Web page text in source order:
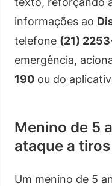
informações ao
telefone (21)
emergência,
190 ou do
Menino de 5
ataque a
Um menino de 5